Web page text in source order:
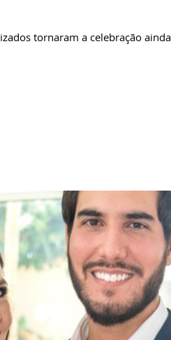
tornaram a celebração